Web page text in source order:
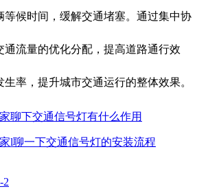
等候时间，缓解交通堵塞。通过集中协
通流量的优化分配，提高道路通行效
率，提升城市交通运行的整体效果。
聊下交通信号灯有什么作用
l聊一下交通信号灯的安装流程
2